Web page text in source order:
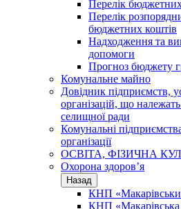
Перелік
Перелік
бюджетних коштів
Надходження та
допомоги
Прогноз бюджету
Комунальне майно
Довідник підприємств,
організацій, що
селищної ради
Комунальні
організації
ОСВІТА, ФІЗИЧНА
Охорона здоров’я
Назад
КНП
КНП